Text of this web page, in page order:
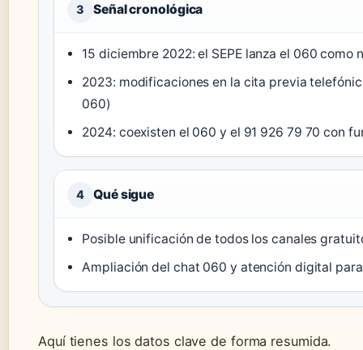
3 Señal cronológica
15 diciembre 2022: el SEPE lanza el 060
2023: modificaciones en la cita previa
060)
2024: coexisten el 060 y el 91 926 79 70 con
4 Qué sigue
Posible unificación de todos los canales
Ampliación del chat 060 y atención digital
Aquí tienes los datos clave de forma resumida.